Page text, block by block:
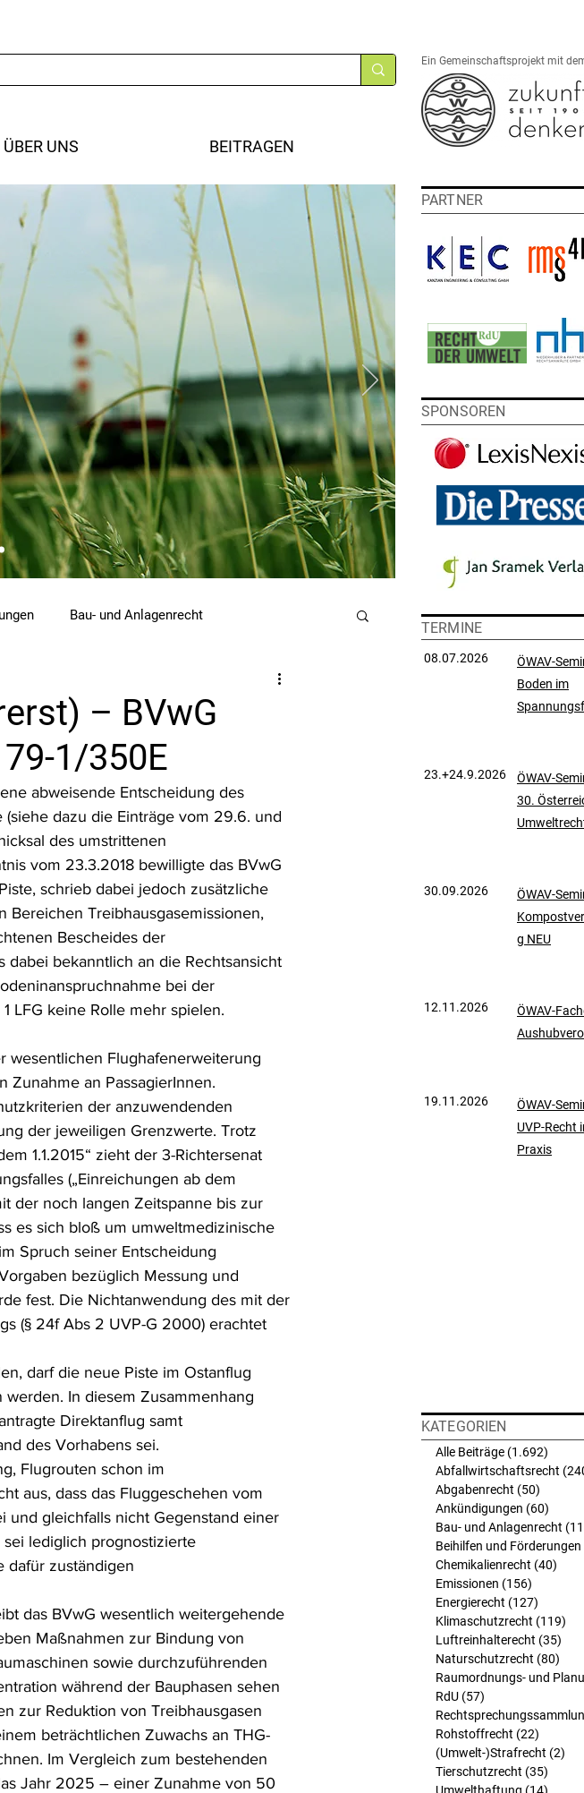
ÜBER UNS BEITRAGEN
Ein Gemeinschaftsprojekt mit
Bau- und Anlagenrecht
RdU Rechtsprechungssammlung
Umweltinformationen
Verpackungsrecht
Forstrecht
– BVwG
1/350E
abweisende Entscheidung des
dazu die Einträge vom 29.6. und
des umstrittenen
vom 23.3.2018 bewilligte das BVwG
schrieb dabei jedoch zusätzliche
Treibhausgasemissionen,
Bescheides der
bekanntlich an die Rechtsansicht
bei der
LFG keine Rolle mehr spielen.
wesentlichen Flughafenerweiterung
Zunahme an PassagierInnen.
der anzuwendenden
der jeweiligen Grenzwerte. Trotz
1.1.2015“ zieht der 3-Richtersenat
(„Einreichungen ab dem
der noch langen Zeitspanne bis zur
es sich bloß um umweltmedizinische
Spruch seiner Entscheidung
bezüglich Messung und
fest. Die Nichtanwendung des mit der
(§ 24f Abs 2 UVP-G 2000) erachtet
darf die neue Piste im Ostanflug
In diesem Zusammenhang
Direktanflug samt
des Vorhabens sei.
Flugrouten schon im
aus, dass das Fluggeschehen vom
und gleichfalls nicht Gegenstand einer
lediglich prognostizierte
dafür zuständigen
das BVwG wesentlich weitergehende
Maßnahmen zur Bindung von
sowie durchzuführenden
während der Bauphasen sehen
zur Reduktion von Treibhausgasen
beträchtlichen Zuwachs an THG-
Im Vergleich zum bestehenden
Jahr 2025 – einer Zunahme von 50
Alle Beiträge (1.692)
Abfallwirtschaftsrecht
Abgabenrecht (50)
Ankündigungen (60)
Bau- und Anlagenrecht
Beihilfen und Förderungen
Chemikalienrecht (40)
Emissionen (156)
Energierecht (127)
Klimaschutzrecht (119)
Luftreinhalterecht (35)
Naturschutzrecht (80)
Raumordnungs- und
RdU (57)
Rohstoffrecht (22)
(Umwelt-)Strafrecht (2)
Tierschutzrecht (35)
08.07.2026
ÖWAV-
Boden im
23.+24.9.2026
ÖWAV-
30.
30.09.2026
ÖWAV-
g NEU
12.11.2026
ÖWAV-
19.11.2026
ÖWAV-
UVP-Recht
Praxis
PARTNER
TERMINE
SPONSOREN
KATEGORIEN